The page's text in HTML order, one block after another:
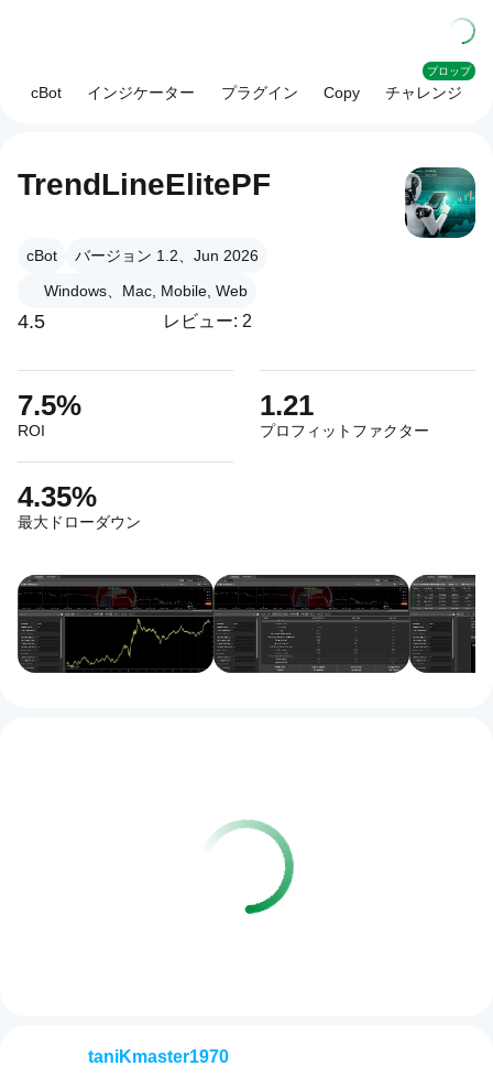
cBot インジケーター プラグイン Copy チャレンジ
プロップ
TrendLineElitePF
cBot
バージョン 1.2、Jun 2026
Windows、Mac, Mobile, Web
4.5 レビュー: 2
7.5%
ROI
1.21
プロフィットファクター
4.35%
最大ドローダウン
taniKmaster1970